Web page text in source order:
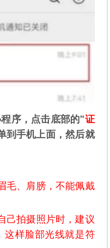
序，点击底部的“证
到手机上面，然后就
毛、肩膀，不能佩戴
己拍摄照片时，建议
这样脸部光线就是符